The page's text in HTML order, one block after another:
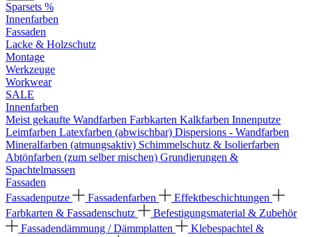
Sparsets %
Innenfarben
Fassaden
Lacke & Holzschutz
Montage
Werkzeuge
Workwear
SALE
Innenfarben
Meist gekaufte Wandfarben Farbkarten Kalkfarben Innenputze
Leimfarben Latexfarben (abwischbar) Dispersions - Wandfarben
Mineralfarben (atmungsaktiv) Schimmelschutz & Isolierfarben
Abtönfarben (zum selber mischen) Grundierungen &
Spachtelmassen
Fassaden
Fassadenputze
Fassadenfarben
Effektbeschichtungen
Farbkarten & Fassadenschutz
Befestigungsmaterial & Zubehör
Fassadendämmung / Dämmplatten
Klebespachtel &